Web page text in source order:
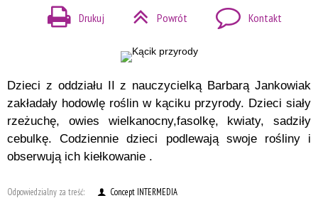
Drukuj Powrót Kontakt
Dzieci z oddziału II z nauczycielką Barbarą Jankowiak
zakładały hodowlę roślin w kąciku przyrody. Dzieci siały
rzeżuchę, owies wielkanocny,fasolkę, kwiaty, sadziły
cebulkę. Codziennie dzieci podlewają swoje rośliny i
obserwują ich kiełkowanie .
Odpowiedzialny za treść:
Concept INTERMEDIA